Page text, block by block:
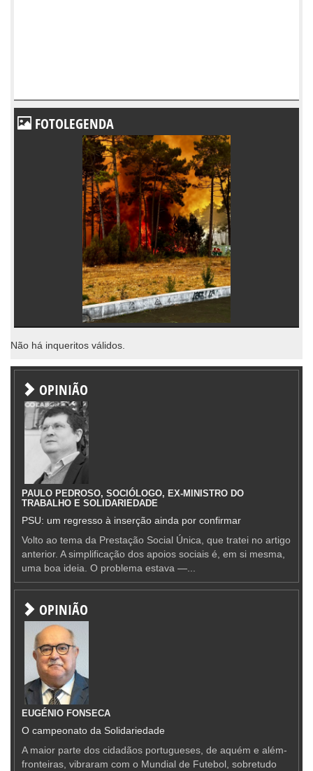
FOTOLEGENDA
Não há inqueritos válidos.
OPINIÃO
PAULO PEDROSO, SOCIÓLOGO, EX-MINISTRO DO
TRABALHO E SOLIDARIEDADE
PSU: um regresso à inserção ainda por confirmar
Volto ao tema da Prestação Social Única, que tratei no artigo
anterior. A simplificação dos apoios sociais é, em si mesma,
uma boa ideia. O problema estava —...
OPINIÃO
EUGÉNIO FONSECA
O campeonato da Solidariedade
A maior parte dos cidadãos portugueses, de aquém e além-
fronteiras, vibraram com o Mundial de Futebol, sobretudo